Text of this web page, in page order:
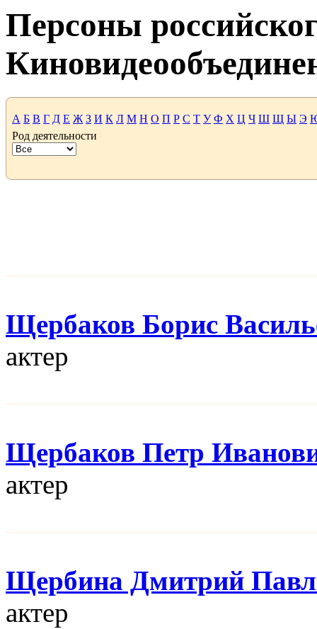
Персоны
А Б В Г Д Е Ж З И К Л М Н О П Р С Т У Ф Х Ц Ч Ш Щ Ы Э
Род деятельности
Щербаков Борис
актер
Щербаков Петр
актер
Щербина Дмитрий
актер